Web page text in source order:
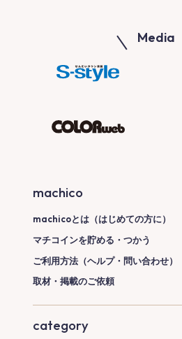
Media
machico
machicoとは（はじめての方に）
マチコインを貯める・つかう
ご利用方法（ヘルプ・問い合わせ）
取材・掲載のご依頼
category